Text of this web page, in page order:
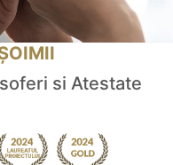
si Atestate